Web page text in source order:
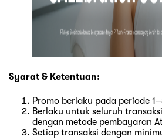
Syarat & Ketentuan:
Promo berlaku pada periode
Berlaku untuk seluruh
dengan metode pembayaran
Setiap transaksi dengan